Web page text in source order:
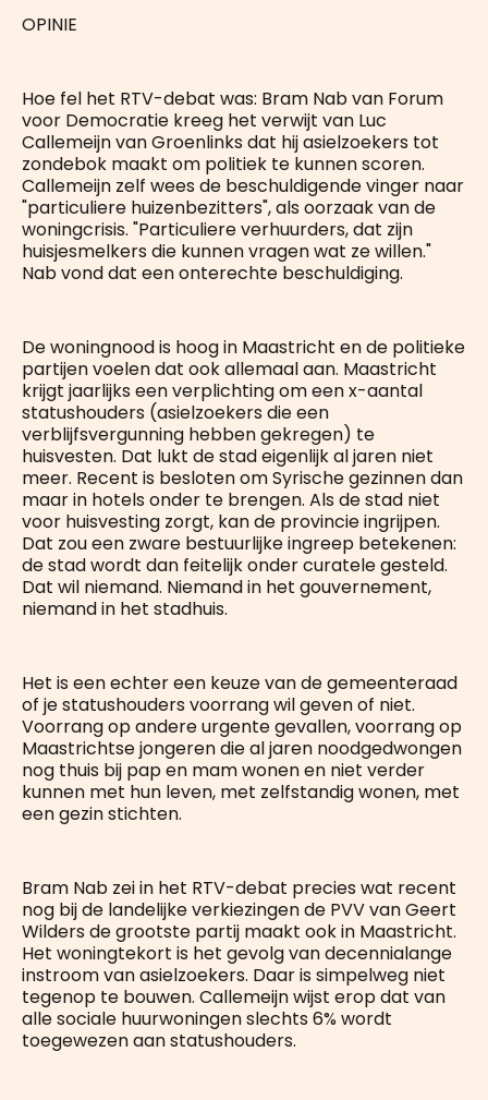
OPINIE
Hoe fel het RTV-debat was: Bram Nab van Forum
voor Democratie kreeg het verwijt van Luc
Callemeijn van Groenlinks dat hij asielzoekers tot
zondebok maakt om politiek te kunnen scoren.
Callemeijn zelf wees de beschuldigende vinger naar
"particuliere huizenbezitters", als oorzaak van de
woningcrisis. "Particuliere verhuurders, dat zijn
huisjesmelkers die kunnen vragen wat ze willen."
Nab vond dat een onterechte beschuldiging.
De woningnood is hoog in Maastricht en de politieke
partijen voelen dat ook allemaal aan. Maastricht
krijgt jaarlijks een verplichting om een x-aantal
statushouders (asielzoekers die een
verblijfsvergunning hebben gekregen) te
huisvesten. Dat lukt de stad eigenlijk al jaren niet
meer. Recent is besloten om Syrische gezinnen dan
maar in hotels onder te brengen. Als de stad niet
voor huisvesting zorgt, kan de provincie ingrijpen.
Dat zou een zware bestuurlijke ingreep betekenen:
de stad wordt dan feitelijk onder curatele gesteld.
Dat wil niemand. Niemand in het gouvernement,
niemand in het stadhuis.
Het is een echter een keuze van de gemeenteraad
of je statushouders voorrang wil geven of niet.
Voorrang op andere urgente gevallen, voorrang op
Maastrichtse jongeren die al jaren noodgedwongen
nog thuis bij pap en mam wonen en niet verder
kunnen met hun leven, met zelfstandig wonen, met
een gezin stichten.
Bram Nab zei in het RTV-debat precies wat recent
nog bij de landelijke verkiezingen de PVV van Geert
Wilders de grootste partij maakt ook in Maastricht.
Het woningtekort is het gevolg van decennialange
instroom van asielzoekers. Daar is simpelweg niet
tegenop te bouwen. Callemeijn wijst erop dat van
alle sociale huurwoningen slechts 6% wordt
toegewezen aan statushouders.